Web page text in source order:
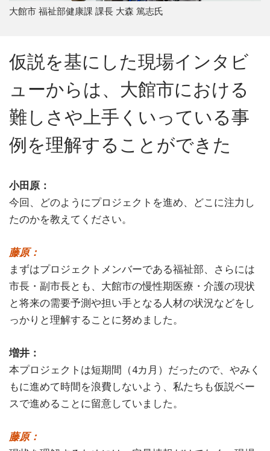
大館市 福祉部健康課 課長 大森 篤志氏
仮説を基にした現場インタビ
ューからは、大館市における
難しさや上手くいっている事
例を理解することができた
小田原：
今回、どのようにプロジェクトを進め、どこに注力し
たのかを教えてください。
藤原：
まずはプロジェクトメンバーである福祉部、さらには
市長・副市長とも、大館市の慢性期医療・介護の現状
と将来の需要予測や担い手となる人材の状況などをし
っかりと理解することに努めました。
増井：
本プロジェクトは短期間（4カ月）だったので、やみく
もに進めて時間を浪費しないよう、私たちも仮説ベー
スで進めることに留意していました。
藤原：